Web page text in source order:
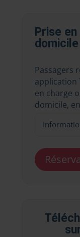
Prise
domicile
Passagers
application
en charge
domicile,